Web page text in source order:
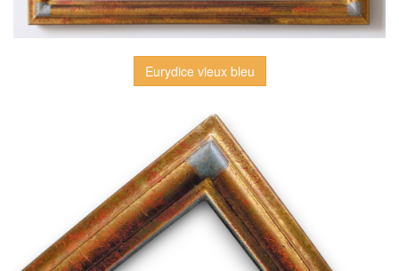
Eurydice vieux bleu